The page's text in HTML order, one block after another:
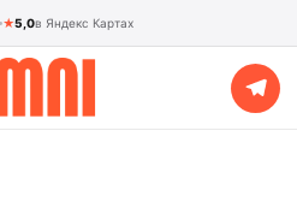
★5,0в Яндекс Картах